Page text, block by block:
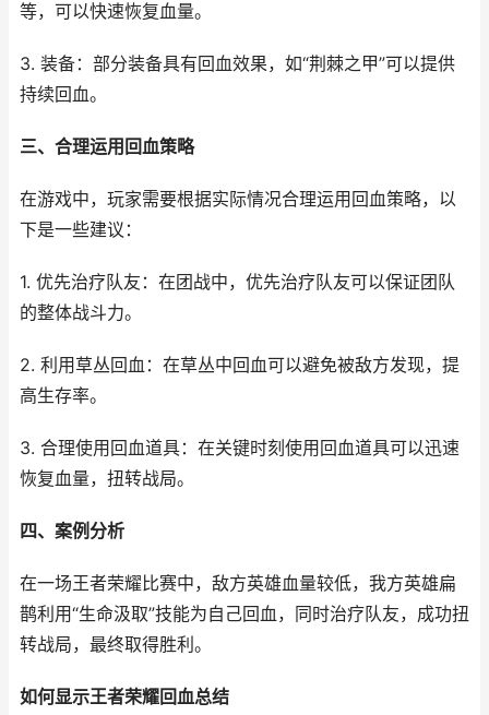
等，可以快速恢复血量。
3. 装备：部分装备具有回血效果，如“荆棘之甲”可以提供
持续回血。
三、合理运用回血策略
在游戏中，玩家需要根据实际情况合理运用回血策略，以
下是一些建议：
1. 优先治疗队友：在团战中，优先治疗队友可以保证团队
的整体战斗力。
2. 利用草丛回血：在草丛中回血可以避免被敌方发现，提
高生存率。
3. 合理使用回血道具：在关键时刻使用回血道具可以迅速
恢复血量，扭转战局。
四、案例分析
在一场王者荣耀比赛中，敌方英雄血量较低，我方英雄扁
鹊利用“生命汲取”技能为自己回血，同时治疗队友，成功扭
转战局，最终取得胜利。
如何显示王者荣耀回血总结